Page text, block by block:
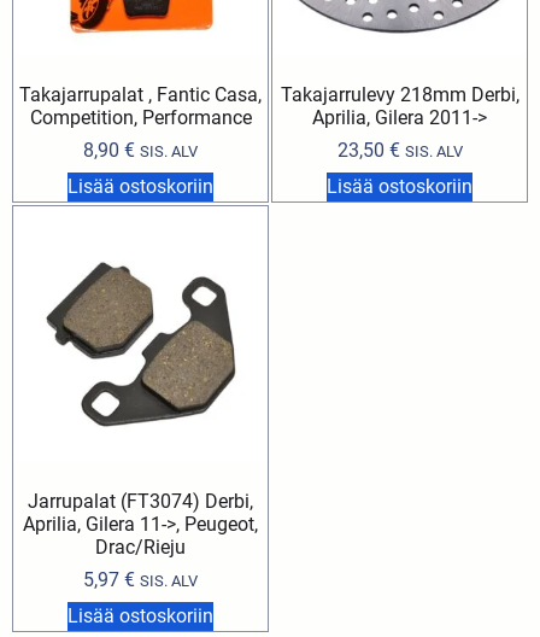
Takajarrupalat , Fantic Casa,
Competition, Performance
8,90 € SIS. ALV
Lisää ostoskoriin
Takajarrulevy 218mm Derbi,
Aprilia, Gilera 2011->
23,50 € SIS. ALV
Lisää ostoskoriin
Jarrupalat (FT3074) Derbi,
Aprilia, Gilera 11->, Peugeot,
Drac/Rieju
5,97 € SIS. ALV
Lisää ostoskoriin